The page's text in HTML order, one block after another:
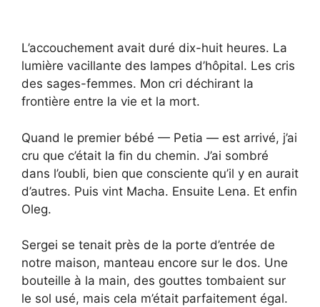
L’accouchement avait duré dix-huit heures. La
lumière vacillante des lampes d’hôpital. Les cris
des sages-femmes. Mon cri déchirant la
frontière entre la vie et la mort.
Quand le premier bébé — Petia — est arrivé, j’ai
cru que c’était la fin du chemin. J’ai sombré
dans l’oubli, bien que consciente qu’il y en aurait
d’autres. Puis vint Macha. Ensuite Lena. Et enfin
Oleg.
Sergei se tenait près de la porte d’entrée de
notre maison, manteau encore sur le dos. Une
bouteille à la main, des gouttes tombaient sur
le sol usé, mais cela m’était parfaitement égal.